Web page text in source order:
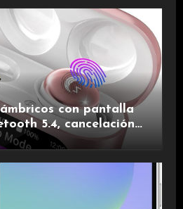
con pantalla
5.4, cancelación
y de larga